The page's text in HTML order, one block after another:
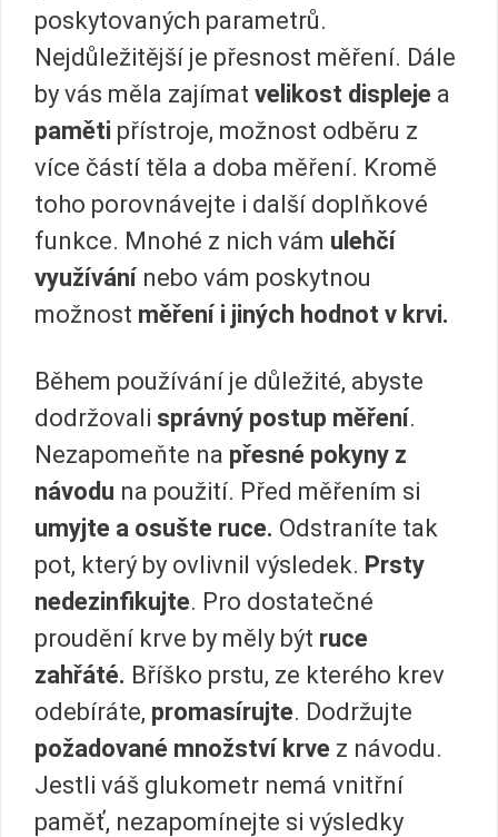
poskytovaných parametrů.
Nejdůležitější je přesnost měření. Dále
by vás měla zajímat velikost displeje a
paměti přístroje, možnost odběru z
více částí těla a doba měření. Kromě
toho porovnávejte i další doplňkové
funkce. Mnohé z nich vám ulehčí
využívání nebo vám poskytnou
možnost měření i jiných hodnot v krvi.
Během používání je důležité, abyste
dodržovali správný postup měření.
Nezapomeňte na přesné pokyny z
návodu na použití. Před měřením si
umyjte a osušte ruce. Odstraníte tak
pot, který by ovlivnil výsledek. Prsty
nedezinfikujte. Pro dostatečné
proudění krve by měly být ruce
zahřáté. Bříško prstu, ze kterého krev
odebíráte, promasírujte. Dodržujte
požadované množství krve z návodu.
Jestli váš glukometr nemá vnitřní
paměť, nezapomínejte si výsledky